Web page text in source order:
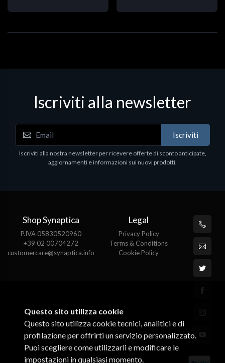
Iscriviti alla newsletter
Iscriviti
Iscriviti alla nostra newsletter per ricevere offerte di sconto anticipate,
aggiornamenti e informazioni sui nuovi prodotti.
Shop Synaptica
P.IVA 05830520960
+39 02 00704272
customercare@synaptica.info
Legal
Privacy Policy
Terms & Conditions
Cookie Policy
Questo sito utilizza cookie
Questo sito utilizza cookie tecnici, analitici e di
profilazione per offrirti un servizio personalizzato.
Puoi scegliere come utilizzarli e modificare le
impostazioni in qualsiasi momento.